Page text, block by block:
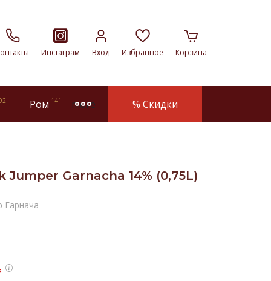
Инстаграм Вход Избранное Корзина
Ром 141 more % Скидки
Jumper Garnacha 14% (0,75L)
Гарнача